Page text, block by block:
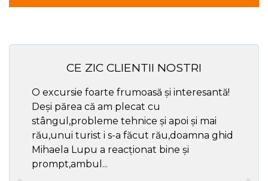
CE ZIC CLIENTII NOSTRI
O excursie foarte frumoasă și interesantă!
Deși părea că am plecat cu
stângul,probleme tehnice și apoi și mai
rău,unui turist i s-a făcut rău,doamna ghid
Mihaela Lupu a reacționat bine și
prompt,ambul...